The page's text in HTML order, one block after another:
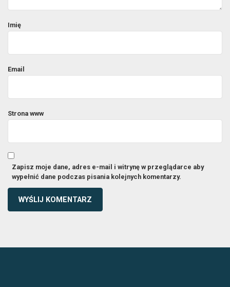
Imię
Email
Strona www
Zapisz moje dane, adres e-mail i witrynę w przeglądarce aby
wypełnić dane podczas pisania kolejnych komentarzy.